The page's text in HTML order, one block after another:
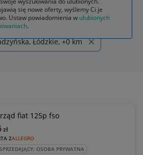
motoryzacja samochody osobowe
Łódzkie, +0 km
fiat 125p fso
ZALLEGRO
zł
SPRZEDAJĄCY: OSOBA PRYWATNA
się nowe oferty, wyślemy Ci je
Ustaw powiadomienia w ulubionych
.